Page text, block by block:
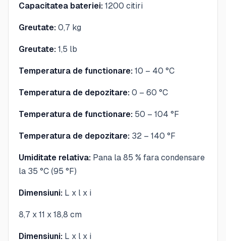
Capacitatea bateriei: 1200 citiri
Greutate: 0,7 kg
Greutate: 1,5 lb
Temperatura de functionare: 10 – 40 °C
Temperatura de depozitare: 0 – 60 °C
Temperatura de functionare: 50 – 104 °F
Temperatura de depozitare: 32 – 140 °F
Umiditate relativa: Pana la 85 % fara condensare
la 35 °C (95 °F)
Dimensiuni: L x l x i
8,7 x 11 x 18,8 cm
Dimensiuni: L x l x i